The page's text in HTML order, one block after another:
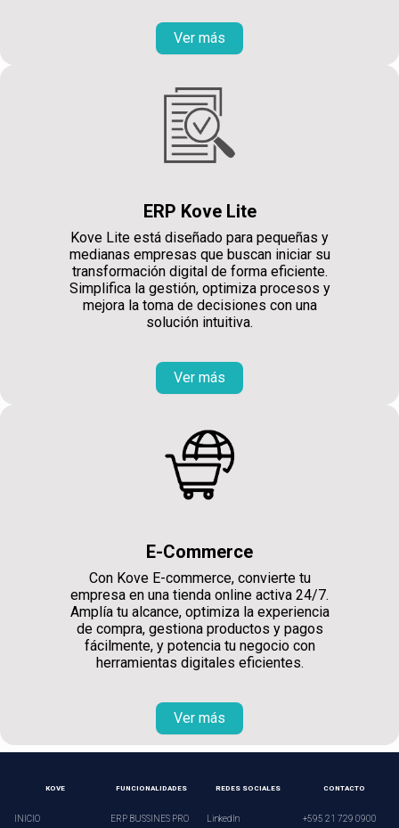
Ver más
ERP Kove Lite
Kove Lite está diseñado para pequeñas y
medianas empresas que buscan iniciar su
transformación digital de forma eficiente.
Simplifica la gestión, optimiza procesos y
mejora la toma de decisiones con una
solución intuitiva.
Ver más
E-Commerce
Con Kove E-commerce, convierte tu
empresa en una tienda online activa 24/7.
Amplía tu alcance, optimiza la experiencia
de compra, gestiona productos y pagos
fácilmente, y potencia tu negocio con
herramientas digitales eficientes.
Ver más
KOVE
INICIO
FUNCIONALIDADES
ERP BUSSINES PRO
REDES SOCIALES
LinkedIn
CONTACTO
+595 21 729 0900